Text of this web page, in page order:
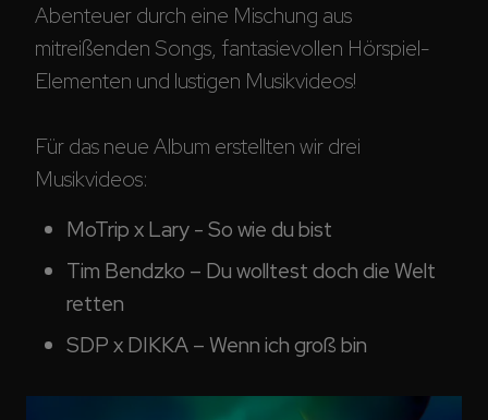
Abenteuer durch eine Mischung aus
mitreißenden Songs, fantasievollen Hörspiel-
Elementen und lustigen Musikvideos!
Für das neue Album erstellten wir drei
Musikvideos:
MoTrip x Lary - So wie du bist
Tim Bendzko – Du wolltest doch die Welt
retten
SDP x DIKKA – Wenn ich groß bin